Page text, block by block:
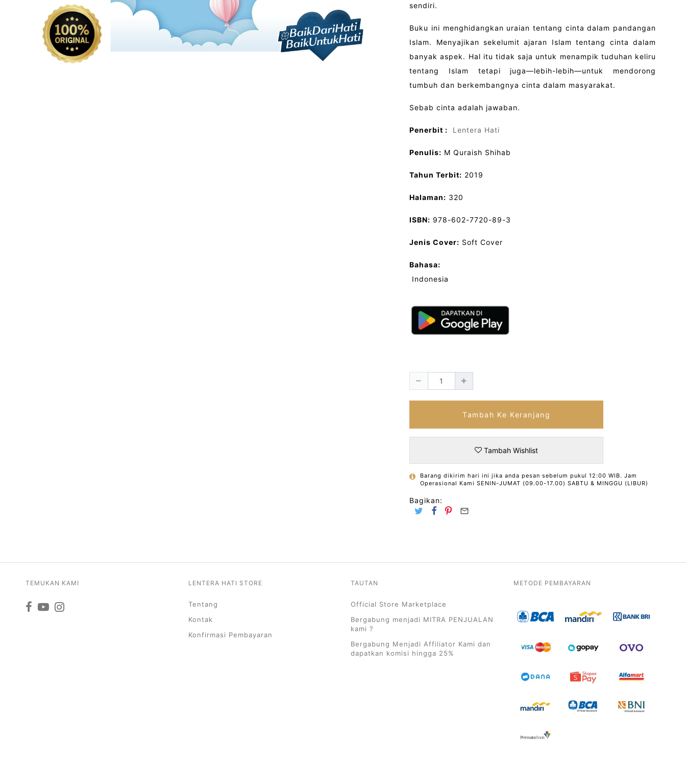
sendiri.
Buku ini menghidangkan uraian tentang cinta dalam pandangan
Islam. Menyajikan sekelumit ajaran Islam tentang cinta dalam
banyak aspek. Hal itu tidak saja untuk menampik tuduhan keliru
tentang Islam tetapi juga—lebih-lebih—untuk mendorong
tumbuh dan berkembangnya cinta dalam masyarakat.
Sebab cinta adalah jawaban.
Penerbit : Lentera Hati
Penulis: M Quraish Shihab
Tahun Terbit: 2019
Halaman: 320
ISBN: 978-602-7720-89-3
Jenis Cover: Soft Cover
Bahasa:
Indonesia
Tambah Ke Keranjang
Tambah Wishlist
Barang dikirim hari ini jika anda pesan sebelum pukul 12:00 WIB. Jam
Operasional Kami SENIN-JUMAT (09.00-17.00) SABTU & MINGGU (LIBUR)
Bagikan:
TEMUKAN KAMI LENTERA HATI STORE
Tentang
Kontak
Konfirmasi Pembayaran
TAUTAN
Official Store Marketplace
Bergabung menjadi MITRA PENJUALAN
kami ?
Bergabung Menjadi Affiliator Kami dan
dapatkan komisi hingga 25%
METODE PEMBAYARAN